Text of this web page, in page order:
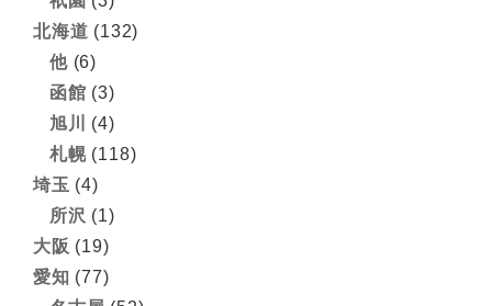
北海道 (132)
他(6)
函館 (3)
旭川
(4)
札幌(118)
埼玉 (4)
所沢 (1)
大阪 (19)
愛知 (77)